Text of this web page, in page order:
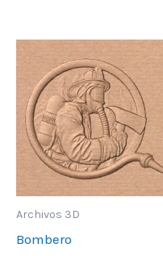
Archivos 3D
Bombero